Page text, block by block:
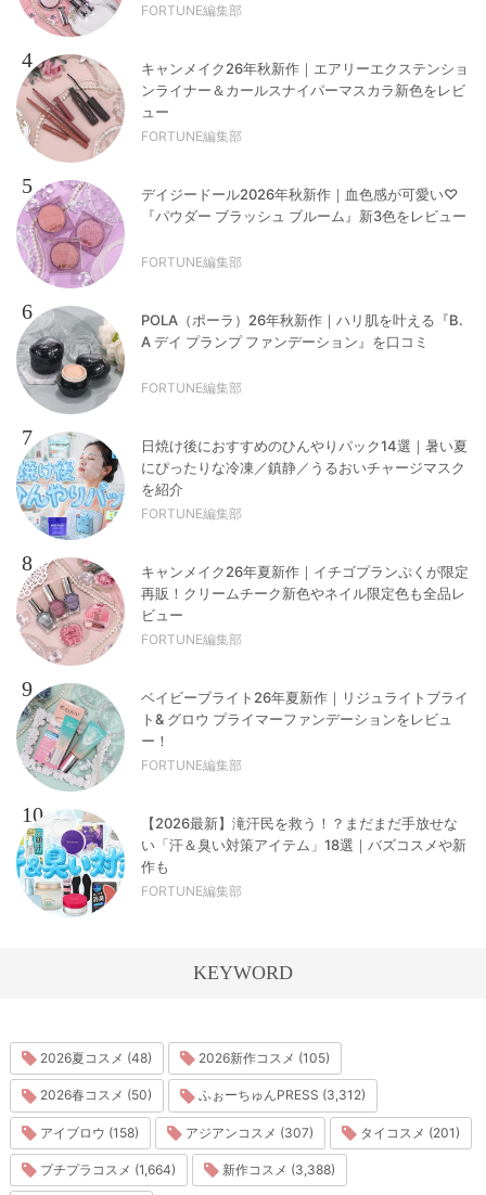
FORTUNE編集部
4
キャンメイク26年秋新作｜エアリーエクステンショ
ンライナー＆カールスナイパーマスカラ新色をレビ
ュー
FORTUNE編集部
5
デイジードール2026年秋新作｜血色感が可愛い♡
『パウダー ブラッシュ ブルーム』新3色をレビュー
FORTUNE編集部
6
POLA（ポーラ）26年秋新作｜ハリ肌を叶える『B.
A デイ プランプ ファンデーション』を口コミ
FORTUNE編集部
7
日焼け後におすすめのひんやりパック14選｜暑い夏
にぴったりな冷凍／鎮静／うるおいチャージマスク
を紹介
FORTUNE編集部
8
キャンメイク26年夏新作｜イチゴプランぷくが限定
再販！クリームチーク新色やネイル限定色も全品レ
ビュー
FORTUNE編集部
9
ベイビーブライト26年夏新作｜リジュライトブライ
ト& グロウ プライマーファンデーションをレビュ
ー！
FORTUNE編集部
10
【2026最新】滝汗民を救う！？まだまだ手放せな
い「汗＆臭い対策アイテム」18選｜バズコスメや新
作も
FORTUNE編集部
KEYWORD
2026夏コスメ (48) 2026新作コスメ (105)
2026春コスメ (50) ふぉーちゅんPRESS (3,312)
アイブロウ (158) アジアンコスメ (307) タイコスメ (201)
プチプラコスメ (1,664) 新作コスメ (3,388)